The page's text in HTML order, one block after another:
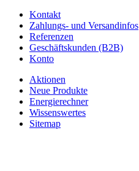
Kontakt
Zahlungs- und Versandinfos
Referenzen
Geschäftskunden (B2B)
Konto
Aktionen
Neue Produkte
Energierechner
Wissenswertes
Sitemap